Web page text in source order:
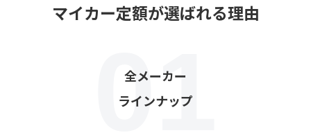
マイカー定額が選ばれる理由
全メーカー
ラインナップ